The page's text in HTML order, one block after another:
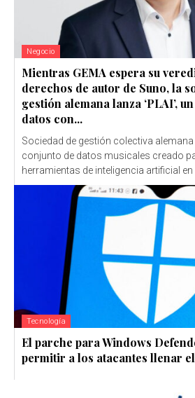
Negocio
Mientras GEMA espera su
derechos de autor de Suno, la
gestión alemana lanza ‘PLAI’,
datos con...
Sociedad de gestión colectiva alemana gema ha
conjunto de datos musicales creado
herramientas de inteligencia artificial en
Tecnología
El parche para Windows
permitir a los atacantes llenar